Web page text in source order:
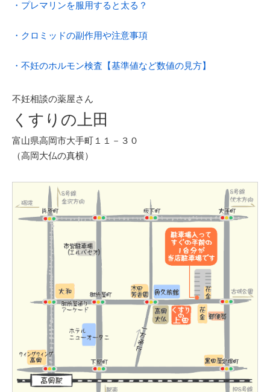
・プレマリンを服用すると太る？
・クロミッドの副作用や注意事項
・不妊のホルモン検査【基準値など数値の見方】
不妊相談の薬屋さん
くすりの上田
富山県高岡市大手町１１－３０
（高岡大仏の真横）